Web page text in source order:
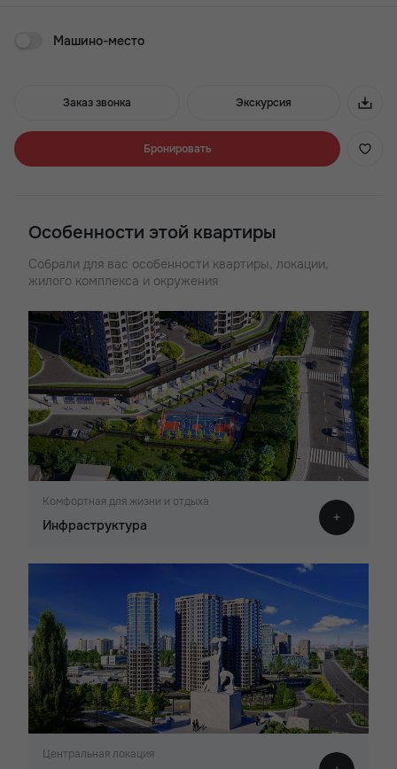
- 3 минуты до проспекта Стачки
- Широкий выбор планировок
- Детские и воркаут зоны
- Квартиры с большими окнами
Машино-место
Заказ звонка Экскурсия
Бронировать
Особенности этой квартиры
Собрали для вас особенности квартиры, локации,
жилого комплекса и окружения
Комфортная для жизни и отдыха
Инфраструктура
Центральная локация